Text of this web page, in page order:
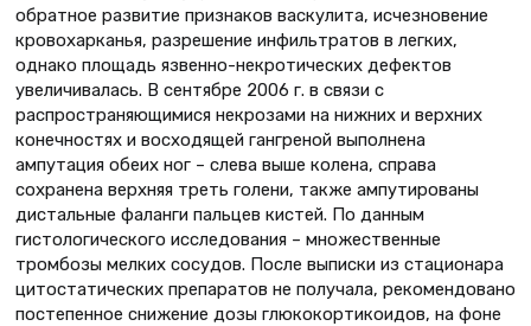
обратное развитие признаков васкулита, исчезновение
кровохарканья, разрешение инфильтратов в легких,
однако площадь язвенно-некротических дефектов
увеличивалась. В сентябре 2006 г. в связи с
распространяющимися некрозами на нижних и верхних
конечностях и восходящей гангреной выполнена
ампутация обеих ног – слева выше колена, справа
сохранена верхняя треть голени, также ампутированы
дистальные фаланги пальцев кистей. По данным
гистологического исследования – множественные
тромбозы мелких сосудов. После выписки из стационара
цитостатических препаратов не получала, рекомендовано
постепенное снижение дозы глюкокортикоидов, на фоне